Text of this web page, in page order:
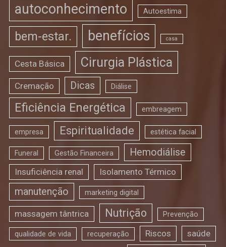
autoconhecimento Autoestima
bem-estar. benefícios casa
Cesta Básica Cirurgia Plástica
Cremação Dicas Diálise
Eficiência Energética embreagem
empresa Espiritualidade estética facial
Funeral Gestão Financeira Hemodiálise
Insuficiência renal Isolamento Térmico
manutenção marketing digital
massagem tântrica Nutrição Prevenção
qualidade de vida recuperação Riscos saúde